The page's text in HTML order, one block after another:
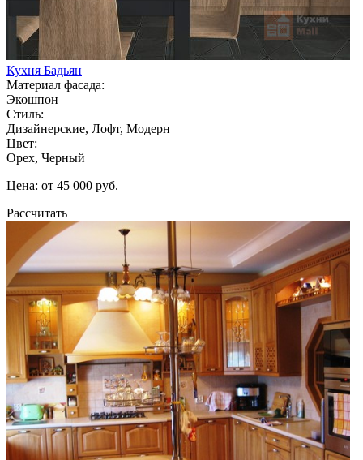
Кухня Бадьян
Материал фасада:
Экошпон
Стиль:
Дизайнерские, Лофт, Модерн
Цвет:
Орех, Черный
Цена: от 45 000 руб.
Рассчитать